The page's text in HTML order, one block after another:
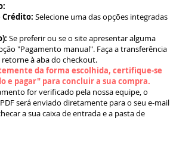
Crédito: Selecione uma das opções integradas
Se preferir ou se o site apresentar alguma
"Pagamento manual". Faça a transferência
à aba do checkout.
da forma escolhida, certifique-se
e pagar" para concluir a sua compra.
for verificado pela nossa equipe, o
será enviado diretamente para o seu e-mail
a sua caixa de entrada e a pasta de